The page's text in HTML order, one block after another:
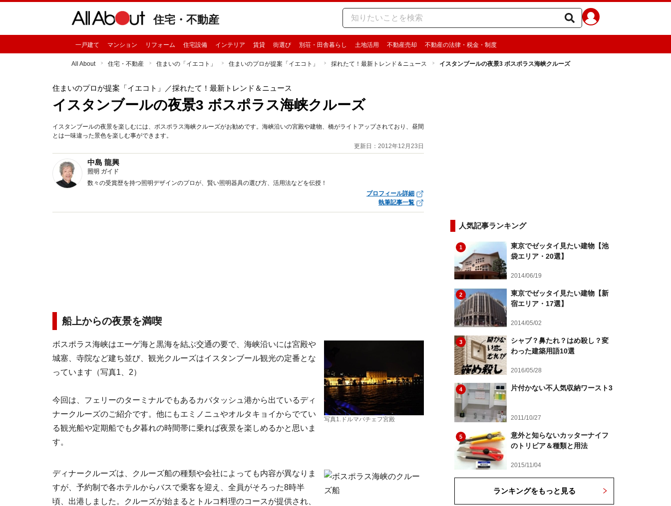
住宅・不動産
一戸建て マンション リフォーム 住宅設備 インテリア 賃貸 街選び 別荘・田舎暮らし 土地活用 不動産売却 不動産の法律・税金・制度
All About 住宅・不動産 住まいの「イエコト」 住まいのプロが提案「イエコト」 採れたて！最新トレンド＆ニュース イスタンブールの夜景3 ボスポラス海峡クルーズ
住まいのプロが提案「イエコト」 ／採れたて！最新トレンド＆ニュース
イスタンブールの夜景3 ボスポラス海峡クルーズ
イスタンブールの夜景を楽しむには、ボスポラス海峡クルーズがお勧めです。海峡沿いの宮殿や建物、橋がライトアップされており、昼間
とは一味違った景色を楽しむ事ができます。
更新日：2012年12月23日
中島 龍興
照明 ガイド
数々の受賞歴を持つ照明デザインのプロが、賢い照明器具の選び方、活用法などを伝授！
プロフィール詳細
執筆記事一覧
船上からの夜景を満喫
写真1.ドルマバチェフ宮殿
ボスポラス海峡はエーゲ海と黒海を結ぶ交通の要で、海峡沿いには宮殿や
城塞、寺院など建ち並び、観光クルーズはイスタンブール観光の定番とな
っています（写真1、2）
今回は、フェリーのターミナルでもあるカバタッシュ港から出ているディ
ナークルーズのご紹介です。他にもエミノニュやオルタキョイからでてい
る観光船や定期船でも夕暮れの時間帯に乗れば夜景を楽しめるかと思いま
す。
ディナークルーズは、クルーズ船の種類や会社によっても内容が異なりま
すが、予約制で各ホテルからバスで乗客を迎え、全員がそろった8時半
頃、出港しました。クルーズが始まるとトルコ料理のコースが提供され、
人気記事ランキング
1
東京でゼッタイ見たい建物【池
袋エリア・20選】
2014/06/19
2
東京でゼッタイ見たい建物【新
宿エリア・17選】
2014/05/02
3
シャブ？鼻たれ？はめ殺し？変
わった建築用語10選
2016/05/28
4 片付かない不人気収納ワースト3
2011/10/27
5
意外と知らないカッターナイフ
のトリビア＆種類と用法
2015/11/04
ランキングをもっと見る